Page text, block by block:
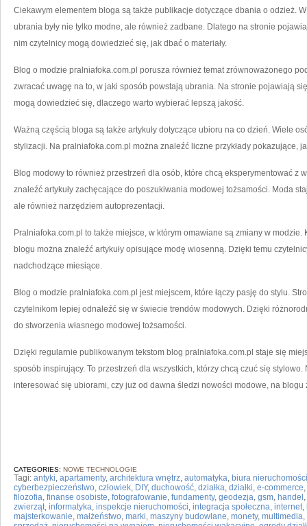
Ciekawym elementem bloga są także publikacje dotyczące dbania o odzież.
ubrania były nie tylko modne, ale również zadbane. Dlatego na stronie
nim czytelnicy mogą dowiedzieć się, jak dbać o materiały.
Blog o modzie pralniafoka.com.pl porusza również temat zrównoważonego
zwracać uwagę na to, w jaki sposób powstają ubrania. Na stronie pojawiają
mogą dowiedzieć się, dlaczego warto wybierać lepszą jakość.
Ważną częścią bloga są także artykuły dotyczące ubioru na co dzień. Wiele
stylizacji. Na pralniafoka.com.pl można znaleźć liczne przykłady pokazujące,
Blog modowy to również przestrzeń dla osób, które chcą eksperymentować z
znaleźć artykuły zachęcające do poszukiwania modowej tożsamości. Moda
ale również narzędziem autoprezentacji.
Pralniafoka.com.pl to także miejsce, w którym omawiane są zmiany w
blogu można znaleźć artykuły opisujące modę wiosenną. Dzięki temu
nadchodzące miesiące.
Blog o modzie pralniafoka.com.pl jest miejscem, które łączy pasję do stylu.
czytelnikom lepiej odnaleźć się w świecie trendów modowych. Dzięki
do stworzenia własnego modowej tożsamości.
Dzięki regularnie publikowanym tekstom blog pralniafoka.com.pl staje się
sposób inspirujący. To przestrzeń dla wszystkich, którzy chcą czuć się
interesować się ubiorami, czy już od dawna śledzi nowości modowe, na blogu
CATEGORIES: NOWE TECHNOLOGIE
Tagi: antyki, apartamenty, architektura wnętrz, automatyka, biura nieruchomości
cyberbezpieczeństwo, człowiek, DIY, duchowość, działka, działki, e-commerce,
filozofia, finanse osobiste, fotografowanie, fundamenty, geodezja, gsm, handel ,
zwierząt, informatyka, inspekcje nieruchomości, integracja społeczna, internet,
majsterkowanie, małżeństwo, marki, maszyny budowlane, monety, multimedia,